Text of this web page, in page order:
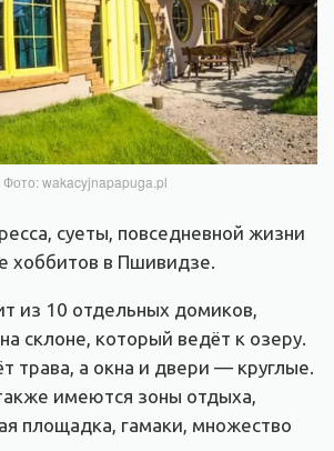
Фото: wakacyjnapapuga.pl
суеты, повседневной жизни
хоббитов в Пшивидзе.
из 10 отдельных домиков,
склоне, который ведёт к озеру.
трава, а окна и двери — круглые.
имеются зоны отдыха,
площадка, гамаки, множество